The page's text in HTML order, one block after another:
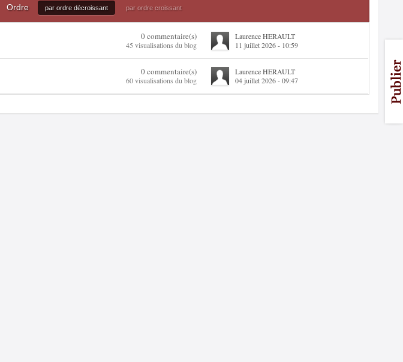
Ordre par ordre décroissant par ordre croissant
0 commentaire(s)
45 visualisations du blog
Laurence HERAULT
11 juillet 2026 - 10:59
0 commentaire(s)
60 visualisations du blog
Laurence HERAULT
04 juillet 2026 - 09:47